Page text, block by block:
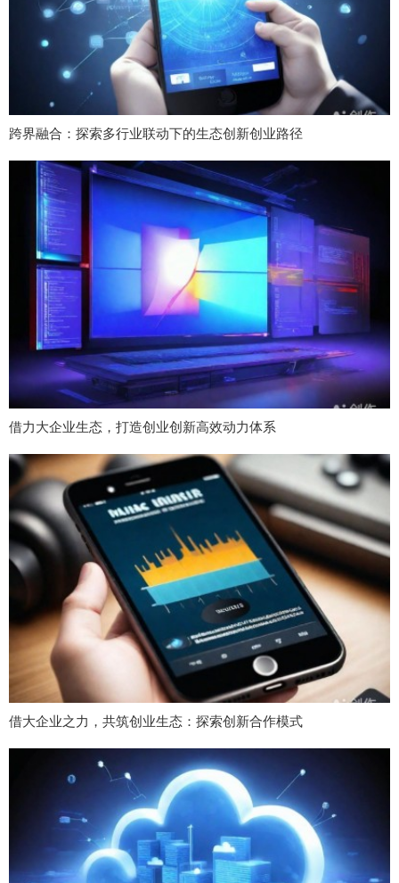
跨界融合：探索多行业联动下的生态创新创业路径
借力大企业生态，打造创业创新高效动力体系
借大企业之力，共筑创业生态：探索创新合作模式